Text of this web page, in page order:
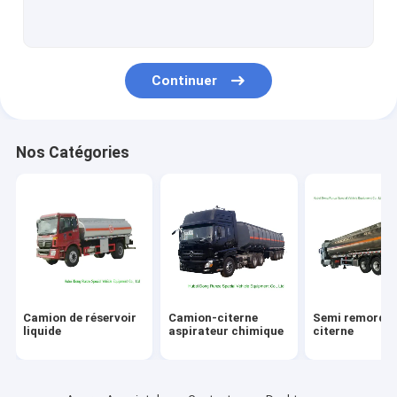
Camion aérien de plate-forme
camion bétonnière
Camion mobile d'atelier
grue montée par camion
Continuer
Nos Catégories
Camion de réservoir
liquide
Camion-citerne
aspirateur chimique
Semi
citerne